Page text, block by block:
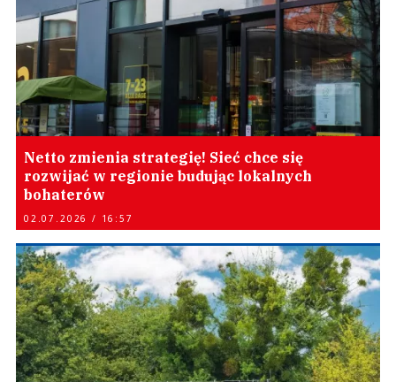
Netto zmienia strategię! Sieć chce się
rozwijać w regionie budując lokalnych
bohaterów
02.07.2026 / 16:57